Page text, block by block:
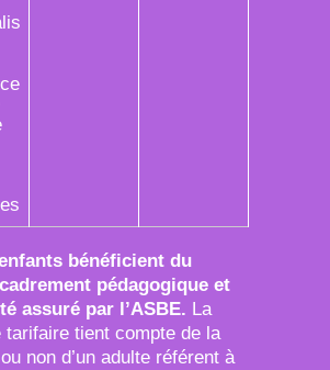
bénéficient du
pédagogique et
assuré par l’ASBE. La
tarifaire tient compte de la
non d’un adulte référent à